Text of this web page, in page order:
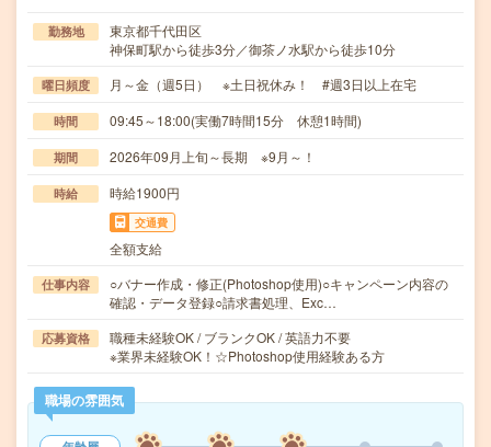
勤務地
東京都千代田区
神保町駅から徒歩3分／御茶ノ水駅から徒歩10分
曜日頻度 月～金（週5日） ※土日祝休み！ #週3日以上在宅
時間 09:45～18:00(実働7時間15分 休憩1時間)
期間 2026年09月上旬～長期 ※9月～！
時給 時給1900円
交通費
全額支給
仕事内容
○バナー作成・修正(Photoshop使用)○キャンペーン内容の
確認・データ登録○請求書処理、Exc…
応募資格
職種未経験OK / ブランクOK / 英語力不要
※業界未経験OK！☆Photoshop使用経験ある方
職場の雰囲気